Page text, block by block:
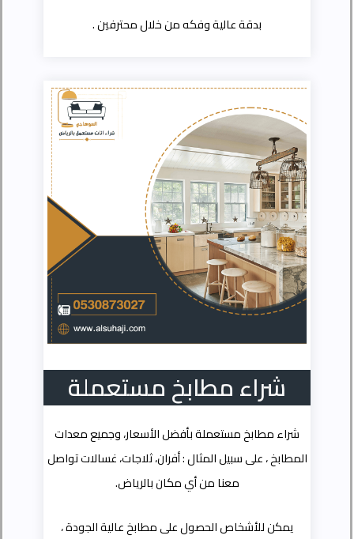
بدقة عالية وفكه من خلال محترفين .
شراء مطابخ مستعملة
شراء مطابخ مستعملة بأفضل الأسعار، وجميع معدات
المطابخ ، على سبيل المثال : أفران، ثلاجات، غسالات تواصل
معنا من أي مكان بالرياض.
يمكن للأشخاص الحصول على مطابخ عالية الجودة ،